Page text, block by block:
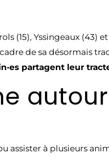
(15), Yssingeaux
de sa désormais
partagent leur
assister à plusieurs